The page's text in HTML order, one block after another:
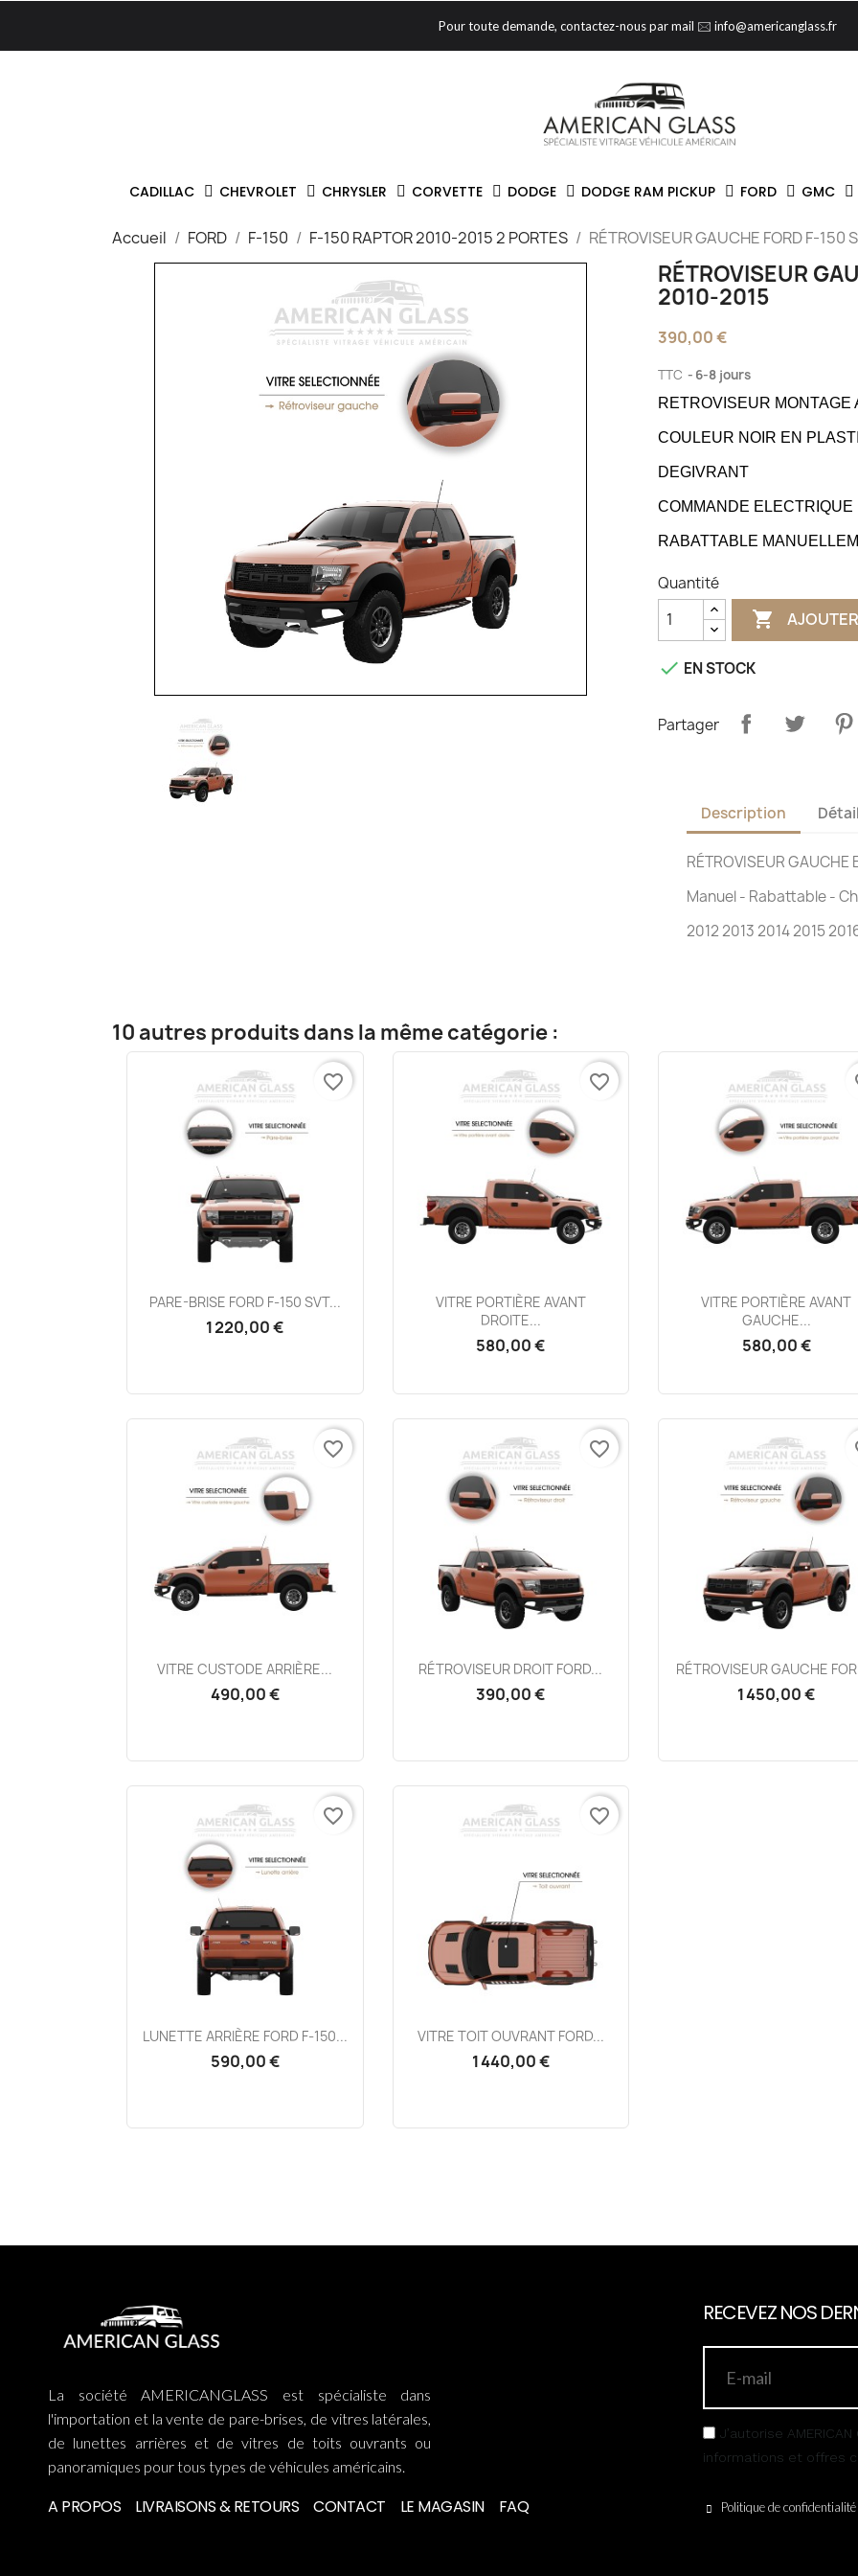
Pour toute demande, contactez-nous par mail 🖂 info@americanglass.fr
CADILLAC CHEVROLET CHRYSLER CORVETTE DODGE DODGE RAM PICKUP FORD GMC
Accueil FORD F-150 F-150 RAPTOR 2010-2015 2 PORTES RÉTROVISEUR GAUCHE FORD F-150
RÉTROVISEUR
2010-2015
390,00 €
TTC 6-8 jours
RETROVISEUR MONTAGE
COULEUR NOIR EN
DEGIVRANT
COMMANDE ELECTRIQUE
RABATTABLE
Quantité

 EN STOCK
Partager
Description
RÉTROVISEUR GAUCHE
Manuel - Rabattable -
2012 2013 2014 2015
10 autres produits dans la même catégorie :
Aperçu rapide
PARE-BRISE FORD F-150 SVT...
1 220,00 €
favorite_border
Aperçu rapide
VITRE PORTIÈRE AVANT
DROITE...
580,00 €
favorite_border
Aperçu rapide
VITRE PORTIÈRE AVANT
GAUCHE...
580,00 €
Aperçu rapide
VITRE CUSTODE ARRIÈRE...
490,00 €
favorite_border
Aperçu rapide
RÉTROVISEUR DROIT FORD...
390,00 €
favorite_border
Aperçu rapide
RÉTROVISEUR GAUCHE
1 450,00 €
 Aperçu rapide
LUNETTE ARRIÈRE FORD F-150...
590,00 €
favorite_border
Aperçu rapide
VITRE TOIT OUVRANT FORD...
1 440,00 €
favorite_border
La société AMERICANGLASS est spécialiste dans
l'importation et la vente de pare-brises, de vitres latérales,
de lunettes arrières et de vitres de toits ouvrants ou
panoramiques pour tous types de véhicules américains.
A PROPOS LIVRAISONS & RETOURS CONTACT LE MAGASIN FAQ
RECEVEZ NOS
J’autorise
informations et offres
Politique de confidentialité